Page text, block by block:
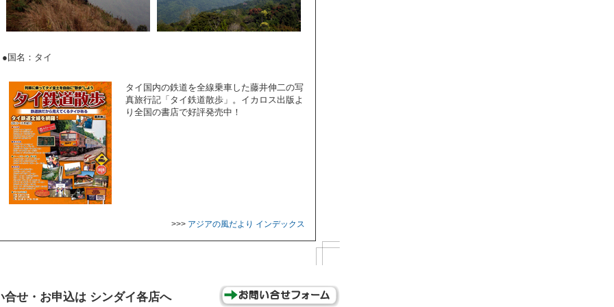
●国名：タイ
タイ国内の鉄道を全線乗車した藤井伸二の写
真旅行記「タイ鉄道散歩」。イカロス出版よ
り全国の書店で好評発売中！
>>> アジアの風だより インデックス
合せ・お申込は シンダイ各店へ